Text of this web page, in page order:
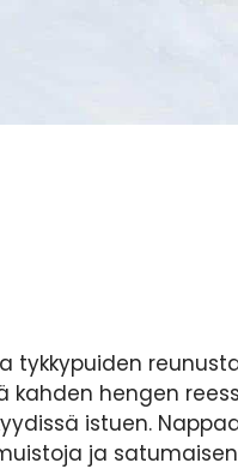
tykkypuiden
hengen
istuen.
ja satumaisen